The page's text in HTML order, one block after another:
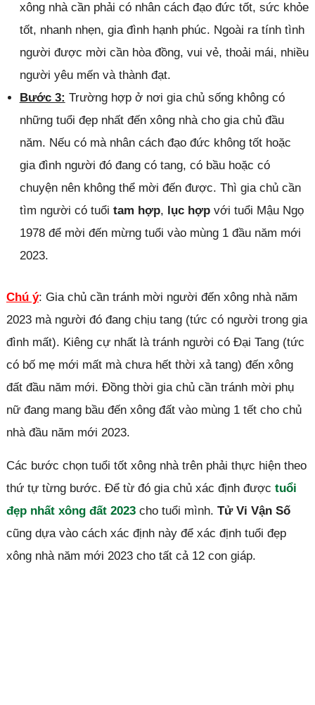
xông nhà cần phải có nhân cách đạo đức tốt, sức khỏe
tốt, nhanh nhẹn, gia đình hạnh phúc. Ngoài ra tính tình
người được mời cần hòa đồng, vui vẻ, thoải mái, nhiều
người yêu mến và thành đạt.
Bước 3: Trường hợp ở nơi gia chủ sống không có
những tuổi đẹp nhất đến xông nhà cho gia chủ đầu
năm. Nếu có mà nhân cách đạo đức không tốt hoặc
gia đình người đó đang có tang, có bầu hoặc có
chuyện nên không thể mời đến được. Thì gia chủ cần
tìm người có tuổi tam hợp, lục hợpvới tuổi Mậu Ngọ
1978 để mời đến mừng tuổi vào mùng 1 đầu năm mới
2023.
Chú ý: Gia chủ cần tránh mời người đến xông nhà năm
2023 mà người đó đang chịu tang (tức có người trong gia
đình mất). Kiêng cự nhất là tránh người có Đại Tang (tức
có bố mẹ mới mất mà chưa hết thời xả tang) đến xông
đất đầu năm mới. Đồng thời gia chủ cần tránh mời phụ
nữ đang mang bầu đến xông đất vào mùng 1 tết cho chủ
nhà đầu năm mới 2023.
Các bước chọn tuổi tốt xông nhà trên phải thực hiện theo
thứ tự từng bước. Để từ đó gia chủ xác định được tuổi
đẹp nhất xông đất 2023cho tuổi mình. Tử Vi Vận Số
cũng dựa vào cách xác định này để xác định tuổi đẹp
xông nhà năm mới 2023 cho tất cả 12 con giáp.